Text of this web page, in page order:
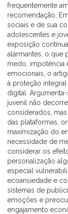
frequentemente
recomendação.
sociais e de sua
adolescentes e
exposição
alarmantes, o que
medo, impotência
emocionais, o
à proteção
digital.
juvenil não
considerados,
das plataformas,
maximização do
necessidade de
considerar os
personalização
especial
ecoansiedade e
sistemas de
emoções e
engajamento